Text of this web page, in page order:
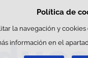
Política de
la navegación y
información en el